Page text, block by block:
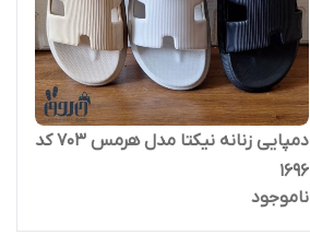
دمپایی زنانه نیکتا مدل هرمس 703 کد
1696
ناموجود